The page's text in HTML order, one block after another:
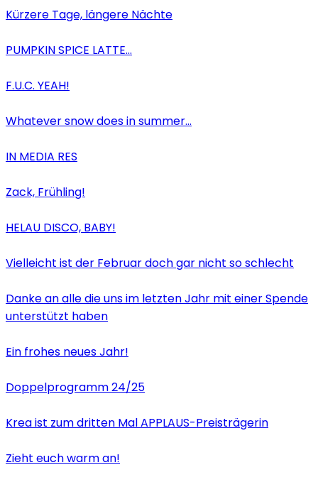
Kürzere Tage, längere Nächte
PUMPKIN SPICE LATTE…
F.U.C. YEAH!
Whatever snow does in summer…
IN MEDIA RES
Zack, Frühling!
HELAU DISCO, BABY!
Vielleicht ist der Februar doch gar nicht so schlecht
Danke an alle die uns im letzten Jahr mit einer Spende
unterstützt haben
Ein frohes neues Jahr!
Doppelprogramm 24/25
Krea ist zum dritten Mal APPLAUS-Preisträgerin
Zieht euch warm an!